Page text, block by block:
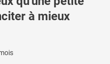
à mieux